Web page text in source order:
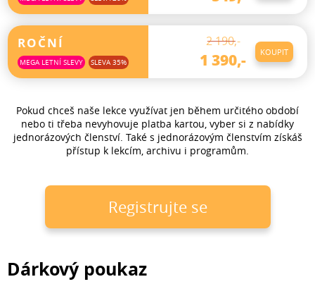
Neomezený přístup do archivu TOP lekcí
Neomezený přístup do sekce Programy
ROČNÍ
MEGA LETNÍ SLEVY SLEVA 35%
2 190,-
1 390,-
Neomezený přístup do archivu TOP lekcí
Neomezený přístup do sekce Programy
KOUPIT
Pokud chceš naše lekce využívat jen během určitého období
nebo ti třeba nevyhovuje platba kartou, vyber si z nabídky
jednorázových členství. Také s jednorázovým členstvím získáš
přístup k lekcím, archivu i programům.
registrujte se
Dárkový poukaz